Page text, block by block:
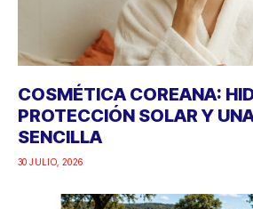
COSMÉTICA COREANA:
PROTECCIÓN SOLAR Y
SENCILLA
30 JULIO, 2026